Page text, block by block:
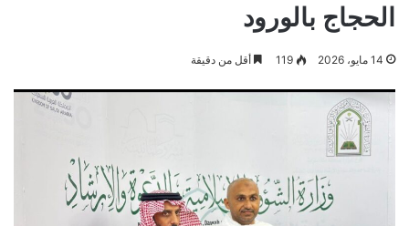
الحجاج بالورود
14 مايو، 2026 119 أقل من دقيقة